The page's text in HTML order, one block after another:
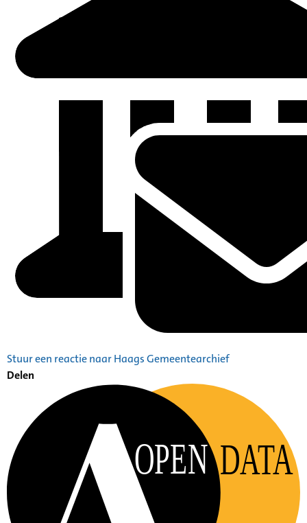
Stuur een reactie naar Haags Gemeentearchief
Delen
OPEN DATA